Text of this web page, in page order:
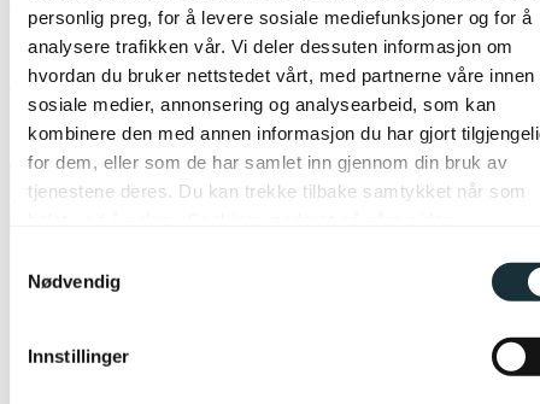
personlig preg, for å levere sosiale mediefunksjoner og for å
analysere trafikken vår. Vi deler dessuten informasjon om
hvordan du bruker nettstedet vårt, med partnerne våre innen
sosiale medier, annonsering og analysearbeid, som kan
kombinere den med annen informasjon du har gjort
for dem, eller som de har samlet inn gjennom din bruk av
tjenestene deres. Du kan trekke tilbake samtykket når som
Nødvendig
Innstillinger
39 butikker
På nettlager